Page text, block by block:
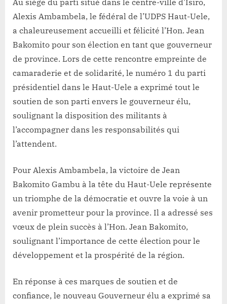
:
Fédéral
de
l’UDPS,
Alexis
Ambambela,
Félicite
l’Hon.
Jean
Bakomito
élection
en
tant
que
Gouverneur
province
Au siège du parti situé dans le centre-ville d’Isiro,
Alexis Ambambela, le fédéral de l’UDPS Haut-Uele,
a chaleureusement accueilli et félicité l’Hon. Jean
Bakomito pour son élection en tant que gouverneur
de province. Lors de cette rencontre empreinte de
camaraderie et de solidarité, le numéro 1 du parti
présidentiel dans le Haut-Uele a exprimé tout le
soutien de son parti envers le gouverneur élu,
soulignant la disposition des militants à
l’accompagner dans les responsabilités qui
l’attendent.
Pour Alexis Ambambela, la victoire de Jean
Bakomito Gambu à la tête du Haut-Uele représente
un triomphe de la démocratie et ouvre la voie à un
avenir prometteur pour la province. Il a adressé ses
vœux de plein succès à l’Hon. Jean Bakomito,
soulignant l’importance de cette élection pour le
développement et la prospérité de la région.
En réponse à ces marques de soutien et de
confiance, le nouveau Gouverneur élu a exprimé sa